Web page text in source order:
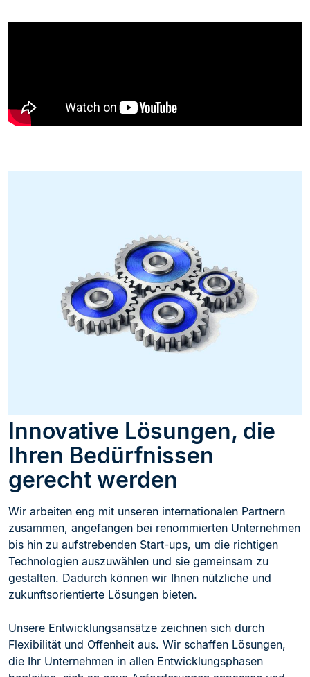
Innovative Lösungen, die
Ihren Bedürfnissen
gerecht werden
Wir arbeiten eng mit unseren internationalen Partnern
zusammen, angefangen bei renommierten Unternehmen
bis hin zu aufstrebenden Start-ups, um die richtigen
Technologien auszuwählen und sie gemeinsam zu
gestalten. Dadurch können wir Ihnen nützliche und
zukunftsorientierte Lösungen bieten.
Unsere Entwicklungsansätze zeichnen sich durch
Flexibilität und Offenheit aus. Wir schaffen Lösungen,
die Ihr Unternehmen in allen Entwicklungsphasen